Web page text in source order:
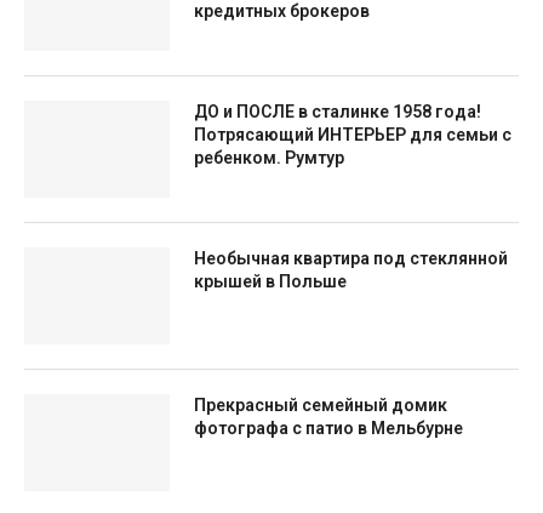
кредитных брокеров
ДО и ПОСЛЕ в сталинке 1958 года!
Потрясающий ИНТЕРЬЕР для семьи с
ребенком. Румтур
Необычная квартира под стеклянной
крышей в Польше
Прекрасный семейный домик
фотографа с патио в Мельбурне